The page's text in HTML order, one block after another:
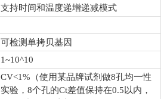
支持时间和温度递增递减模式
可检测单拷贝基因
1~10^10
CV<1%（使用某品牌试剂做8孔均一性
实验，8个孔的Ct差值保持在0.5以内，